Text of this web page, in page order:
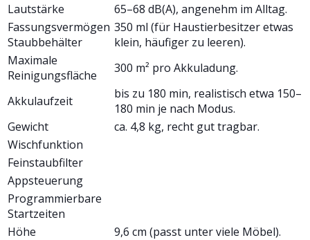
Lautstärke
65–68 dB(A), angenehm im Alltag.
Fassungsvermögen
Staubbehälter
350 ml (für Haustierbesitzer etwas
klein, häufiger zu leeren).
Maximale
Reinigungsfläche
300 m² pro Akkuladung.
Akkulaufzeit
bis zu 180 min, realistisch etwa 150–
180 min je nach Modus.
Gewicht
ca. 4,8 kg, recht gut tragbar.
Wischfunktion
Feinstaubfilter
Appsteuerung
Programmierbare
Startzeiten
Höhe
9,6 cm (passt unter viele Möbel).